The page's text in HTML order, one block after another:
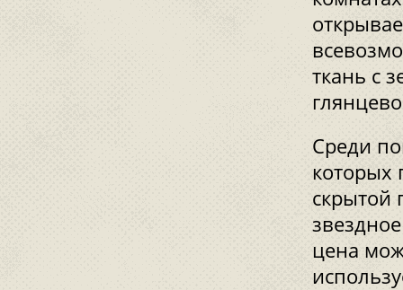
ткань с
Среди
которых
скрытой
цена